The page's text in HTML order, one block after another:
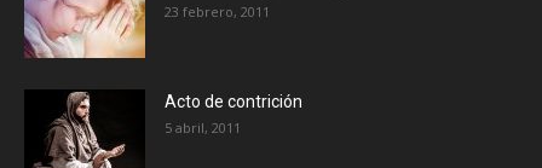
23 febrero, 2011
Acto de contrición
5 abril, 2011